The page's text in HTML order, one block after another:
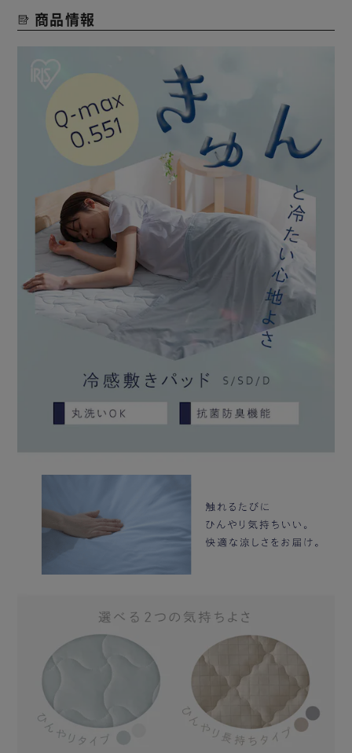
・抗菌防臭機能
・丸洗いOK
洗濯機での丸洗いが可能なので、定期的なお手入れで清潔に
保てます。
・四角ゴムバンド付き
マットレスや敷き布団がしっかりと固定されるので、寝返り
をうってもズレにくくストレスフリーです。
【ひんやり長持ちタイプ】
触れるたびにひんやり気持ちいい、冷感敷きパッド［ひんや
り長持ちタイプ］です。
・暑い夏に触れたくなる強冷感“Q-MAX接触冷感値：
0.551w／cm2”
ナイロンよりも熱伝導性の高いポリエチレンを使用した「接
触冷感」生地を採用しました。
身体が触れていない部分は温度が下がるため、心地よいひん
やり感が持続します。
PCMは急激な温度変化から宇宙飛行士を守るために開発さ
個体に変化します。
温度の上昇や下降を抑え、快適な温度にコントロールするこ
とができます。
・電気代の節約にも
ず快適な温度で過ごせます。
・抗菌防臭機能
抗菌防臭加工を施し、ニオイの原因となる細菌の繁殖を抑え
ます。
・丸洗いOK
洗濯機での丸洗いが可能なので、定期的なお手入れで清潔に
商品情報